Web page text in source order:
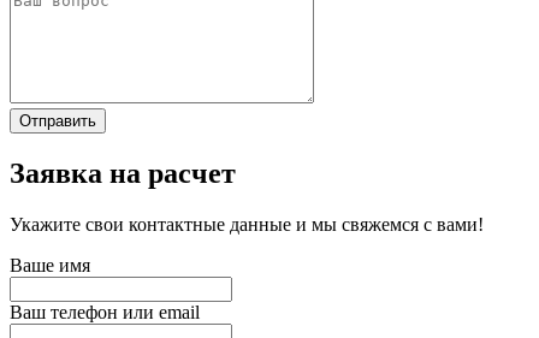
Отправить
Заявка на расчет
Укажите свои контактные данные и мы свяжемся с вами!
Ваше имя
Ваш телефон или email